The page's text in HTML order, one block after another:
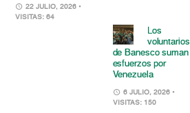
22 JULIO, 2026 •
VISITAS: 64
Los
voluntarios
de Banesco suman
esfuerzos por
Venezuela
6 JULIO, 2026 •
VISITAS: 150